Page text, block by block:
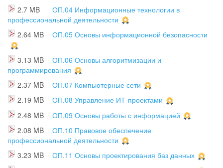
2.7 MB
ОП.04 Информационные технологии в
профессиональной деятельности
2.64 MB
ОП.05 Основы информационной безопасности
3.13 MB
ОП.06 Основы алгоритмизации и
программирования
2.37 MB
ОП.07 Компьютерные сети
2.19 MB
ОП.08 Управление ИТ-проектами
2.48 MB
ОП.09 Основы работы с информацией
2.08 MB
ОП.10 Правовое обеспечение
профессиональной деятельности
3.23 MB
ОП.11 Основы проектирования баз данных